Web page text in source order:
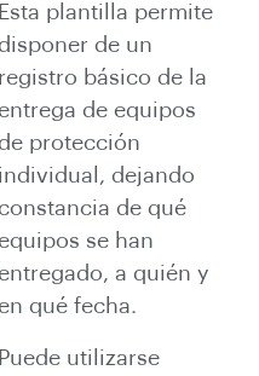
Esta plantilla permite
de un
registro básico de la
de equipos
protección
individual, dejando
de qué
se han
a quién y
qué fecha.
Puede utilizarse